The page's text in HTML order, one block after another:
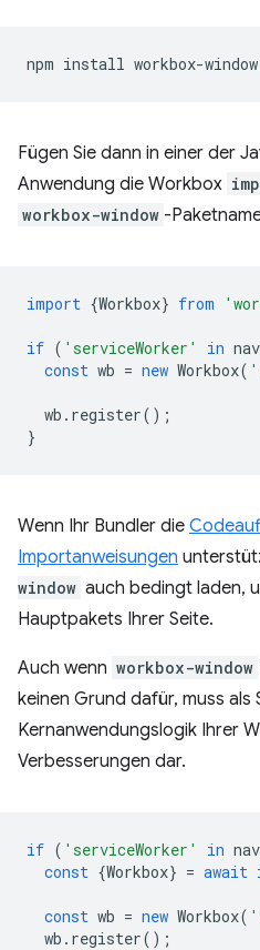
npm install
Fügen Sie dann in einer der
Anwendung die Workbox
workbox-window -
import {Workbox} from
if ( 'serviceWorker' in
const wb = new Workbox(
wb . register();
}
Wenn Ihr Bundler die
Importanweisungen
window auch bedingt laden,
Hauptpakets Ihrer Seite.
Auch wenn workbox-window
keinen Grund dafür, muss als
Kernanwendungslogik Ihrer
Verbesserungen dar.
if ( 'serviceWorker' in
const {Workbox} = await
const wb = new Workbox(
wb . register();